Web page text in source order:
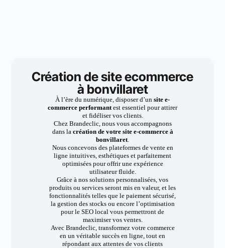
Création de site ecommerce
à bonvillaret
À l’ère du numérique, disposer d’un site e-
commerce performantest essentiel pour attirer
et fidéliser vos clients.
Chez Brandeclic, nous vous accompagnons
dans la création de votre site e-commerce à
bonvillaret.
Nous concevons des plateformes de vente en
ligne intuitives, esthétiques et parfaitement
optimisées pour offrir une expérience
utilisateur fluide.
Grâce à nos solutions personnalisées, vos
produits ou services seront mis en valeur, et les
fonctionnalités telles que le paiement sécurisé,
la gestion des stocks ou encore l’optimisation
pour le SEO local vous permettront de
maximiser vos ventes.
Avec Brandeclic, transformez votre commerce
en un véritable succès en ligne, tout en
répondant aux attentes de vos clients